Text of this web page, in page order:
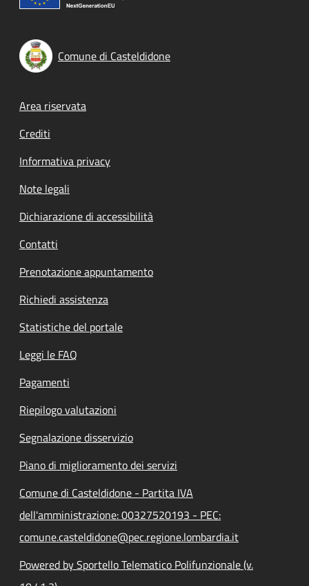
Comune di Casteldidone
Footer menu
Area riservata
Crediti
Informativa privacy
Note legali
Dichiarazione di accessibilità
Contatti
Prenotazione appuntamento
Richiedi assistenza
Statistiche del portale
Leggi le FAQ
Pagamenti
Riepilogo valutazioni
Segnalazione disservizio
Piano di miglioramento dei servizi
Comune di Casteldidone - Partita IVA
dell'amministrazione: 00327520193 - PEC:
comune.casteldidone@pec.regione.lombardia.it
Powered by Sportello Telematico Polifunzionale (v.